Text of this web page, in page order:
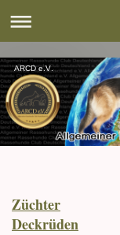
ARCD e.V.
Züchter
Deckrüden